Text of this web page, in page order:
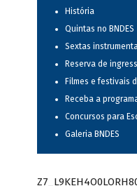
História
Quintas no BNDES
Sextas
Reserva de
Filmes e festivais
Receba a
Concursos para
Galeria BNDES